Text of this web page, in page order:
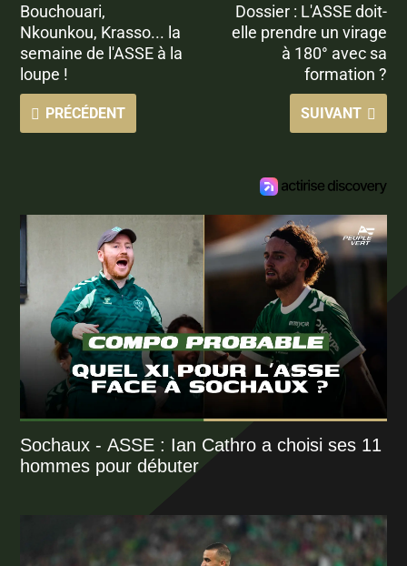
Bouchouari,
Nkounkou, Krasso... la
semaine de l'ASSE à la
loupe !
PRÉCÉDENT
Dossier : L'ASSE doit-
elle prendre un virage
à 180° avec sa
formation ?
SUIVANT
Sochaux - ASSE : Ian Cathro a choisi ses 11
hommes pour débuter